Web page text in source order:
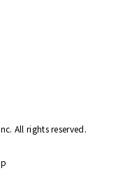
All rights reserved.